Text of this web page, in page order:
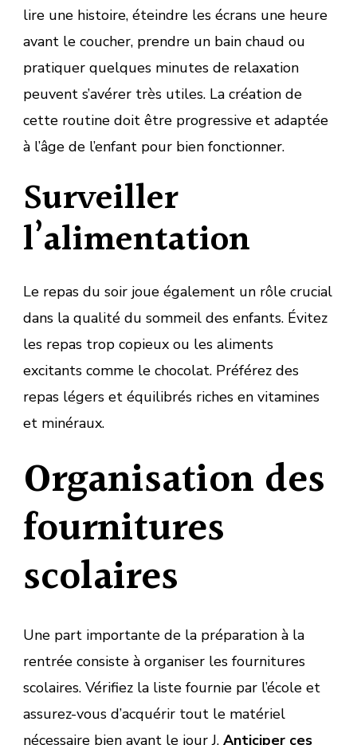
lire une histoire, éteindre les écrans une heure
avant le coucher, prendre un bain chaud ou
pratiquer quelques minutes de relaxation
peuvent s’avérer très utiles. La création de
cette routine doit être progressive et adaptée
à l’âge de l’enfant pour bien fonctionner.
Surveiller
l’alimentation
Le repas du soir joue également un rôle crucial
dans la qualité du sommeil des enfants. Évitez
les repas trop copieux ou les aliments
excitants comme le chocolat. Préférez des
repas légers et équilibrés riches en vitamines
et minéraux.
Organisation des
fournitures
scolaires
Une part importante de la préparation à la
rentrée consiste à organiser les fournitures
scolaires. Vérifiez la liste fournie par l’école et
assurez-vous d’acquérir tout le matériel
nécessaire bien avant le jour J. Anticiper ces